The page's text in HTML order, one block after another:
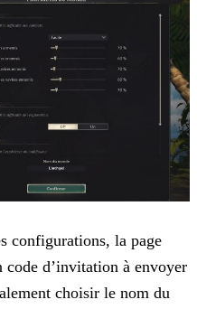
configurations, la page
code d’invitation à envoyer
choisir le nom du